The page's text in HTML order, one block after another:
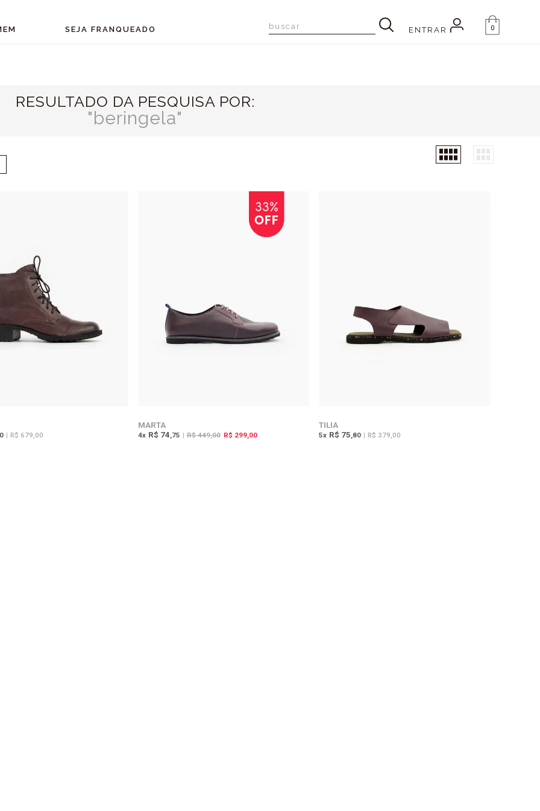
SEJA FRANQUEADO ENTRAR 0
RESULTADO DA PESQUISA POR:
beringela
| R$ 679,00
33%
OFF
MARTA
4x R$ 74 ,75 | R$ 449,00 R$ 299,00
TILIA
5x R$ 75 ,80 | R$ 379,00